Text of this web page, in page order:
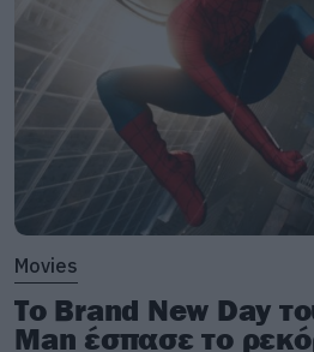
Movies
Το Brand New Day
Man έσπασε το